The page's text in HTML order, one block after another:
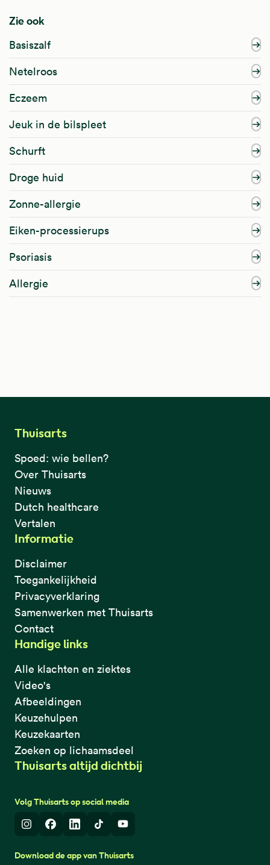
Zie ook
Basiszalf
Netelroos
Eczeem
Jeuk in de bilspleet
Schurft
Droge huid
Zonne-allergie
Eiken-processierups
Psoriasis
Allergie
Thuisarts
Spoed: wie bellen?
Over Thuisarts
Nieuws
Dutch healthcare
Vertalen
Informatie
Disclaimer
Toegankelijkheid
Privacyverklaring
Samenwerken met Thuisarts
Contact
Handige links
Alle klachten en ziektes
Video's
Afbeeldingen
Keuzehulpen
Keuzekaarten
Zoeken op lichaamsdeel
Thuisarts altijd dichtbij
Volg Thuisarts op social media
InstagramFacebook
LinkedInTikTokYoutube
Download de app van Thuisarts